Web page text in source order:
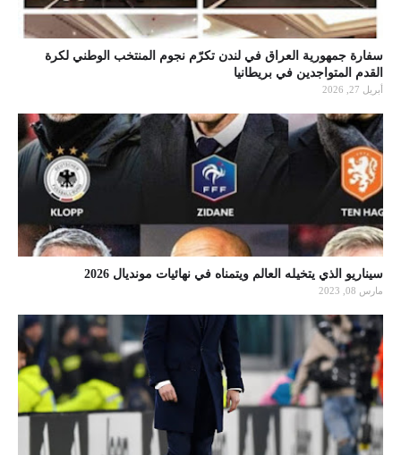
سفارة جمهورية العراق في لندن تكرّم نجوم المنتخب الوطني لكرة
القدم المتواجدين في بريطانيا
أبريل 27, 2026
سيناريو الذي يتخيله العالم ويتمناه في نهائيات مونديال 2026
مارس 08, 2023